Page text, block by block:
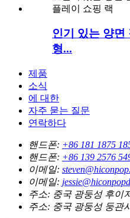
인기 있는 양면
형...
제품
소식
에 대한
자주 묻는 질문
연락하다
핸드폰: +86 181 1875
핸드폰: +86 139 2576
이메일:
이메일:
주소: 중국 광둥성 후이
주소: 중국 광둥성 둥관